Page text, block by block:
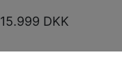
15.999 DKK